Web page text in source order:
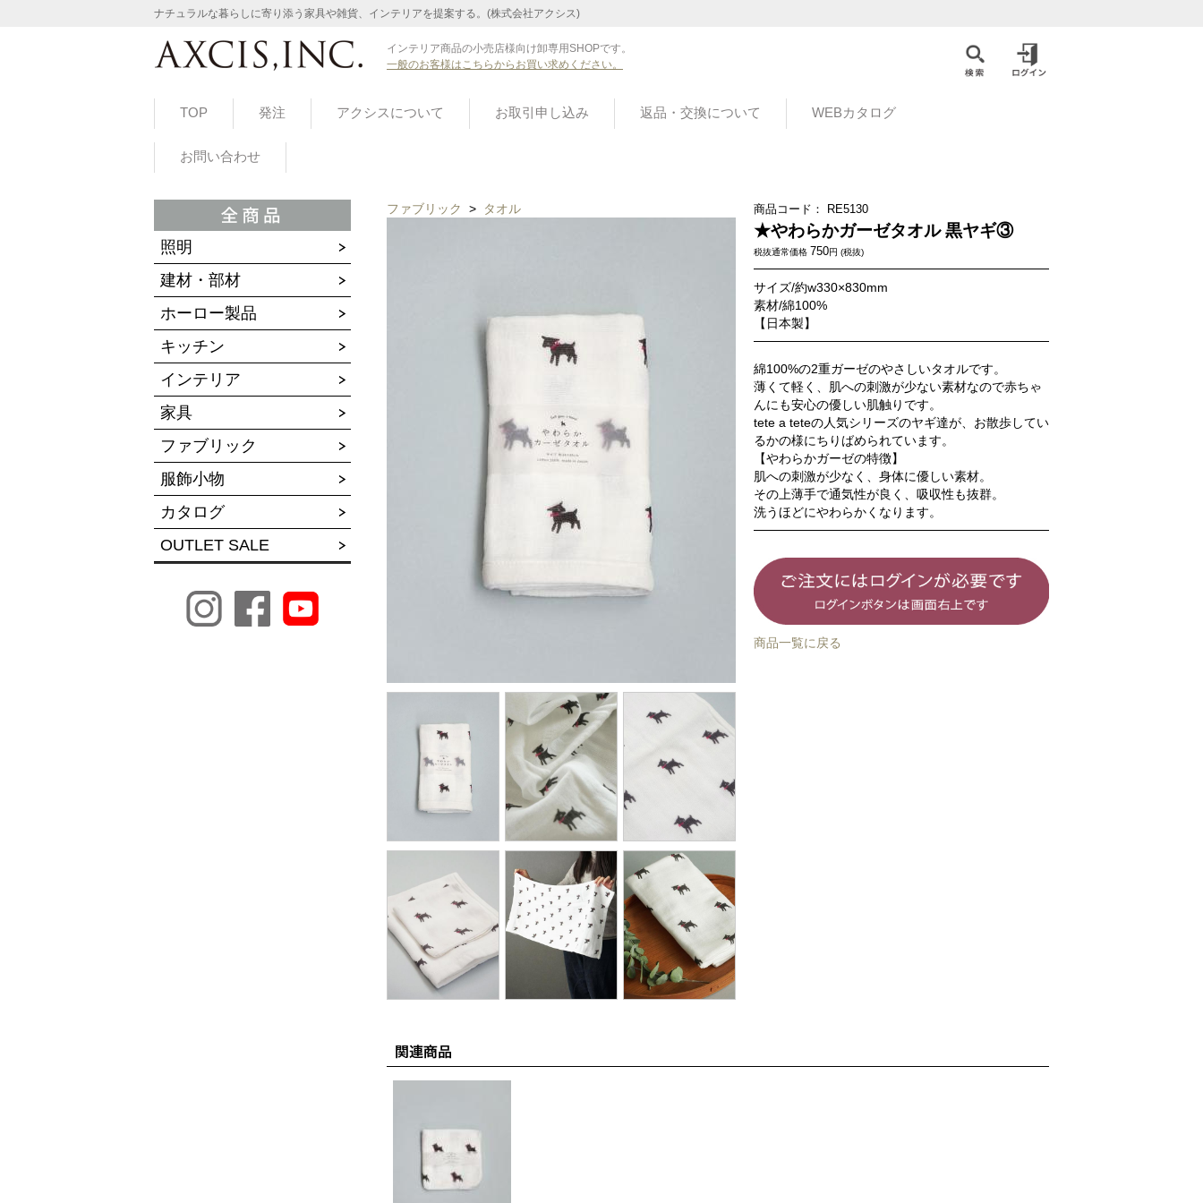
ナチュラルな暮らしに寄り添う家具や雑貨、インテリアを提案する。(株式会社アクシス)
インテリア商品の小売店様向け卸専用SHOPです。
一般のお客様はこちらからお買い求めください。
TOP 発注 アクシスについて お取引申し込み 返品・交換について WEBカタログ
お問い合わせ
照明
建材・部材
ホーロー製品
キッチン
インテリア
家具
ファブリック
服飾小物
カタログ
OUTLET SALE
ファブリック > タオル 商品コード： RE5130
★やわらかガーゼタオル 黒ヤギ③
税抜通常価格 750円 (税抜)
サイズ/約w330×830mm
素材/綿100%
【日本製】
綿100%の2重ガーゼのやさしいタオルです。
薄くて軽く、肌への刺激が少ない素材なので赤ちゃ
んにも安心の優しい肌触りです。
tete a teteの人気シリーズのヤギ達が、お散歩してい
るかの様にちりばめられています。
【やわらかガーゼの特徴】
肌への刺激が少なく、身体に優しい素材。
その上薄手で通気性が良く、吸収性も抜群。
洗うほどにやわらかくなります。
商品一覧に戻る